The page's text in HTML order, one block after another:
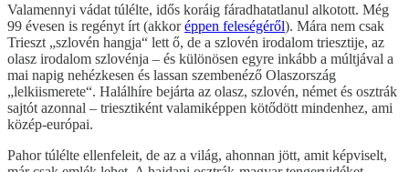
Valamennyi vádat túlélte, idős koráig fáradhatatlanul alkotott. Még
99 évesen is regényt írt (akkoréppen feleségéről). Mára nem csak
Trieszt „szlovén hangja“ lett ő, de a szlovén irodalom triesztije, az
olasz irodalom szlovénja – és különösen egyre inkább a múltjával a
mai napig nehézkesen és lassan szembenéző Olaszország
„lelkiismerete“. Halálhíre bejárta az olasz, szlovén, német és osztrák
sajtót azonnal – triesztiként valamiképpen kötődött mindenhez, ami
közép-európai.
Pahor túlélte ellenfeleit, de az a világ, ahonnan jött, amit képviselt,